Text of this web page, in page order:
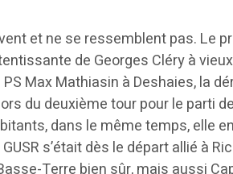
et ne se ressemblent pas. Le
de Georges Cléry à
Max Mathiasin à Deshaies, la
du deuxième tour pour le parti
dans le même temps, elle
s’était dès le départ allié à